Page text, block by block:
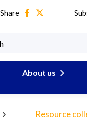
Share
About us
Resource